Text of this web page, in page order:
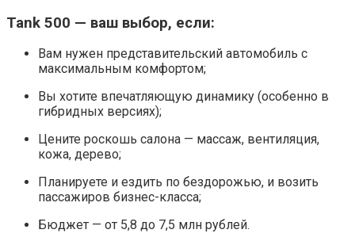
Tank 500 — ваш выбор, если:
Вам нужен представительский автомобиль с
максимальным комфортом;
Вы хотите впечатляющую динамику (особенно в
гибридных версиях);
Цените роскошь салона — массаж, вентиляция,
кожа, дерево;
Планируете и ездить по бездорожью, и возить
пассажиров бизнес-класса;
Бюджет — от 5,8 до 7,5 млн рублей.